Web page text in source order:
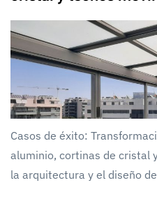
Casos de éxito:
aluminio, cortinas de cristal
la arquitectura y el diseño